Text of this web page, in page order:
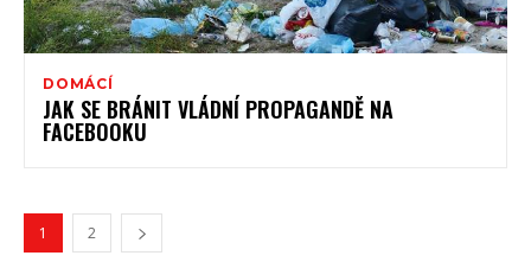
DOMÁCÍ
JAK SE BRÁNIT VLÁDNÍ PROPAGANDĚ NA
FACEBOOKU
1 2